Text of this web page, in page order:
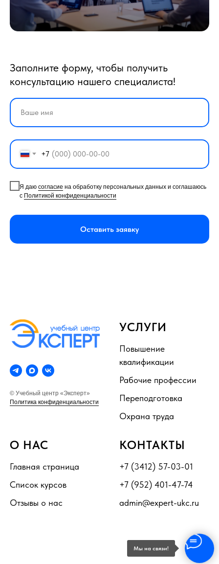
Заполните форму, чтобы получить
консультацию нашего специалиста!
+7
Я даю согласие на обработку персональных данных и соглашаюсь
с Политикой конфиденциальности
Оставить заявку
Мы на связи!
© Учебный центр «Эксперт»
Политика конфиденциальности
УСЛУГИ
Повышение
квалификации
Рабочие профессии
Переподготовка
Охрана труда
О НАС
Главная страница
Список курсов
Отзывы о нас
КОНТАКТЫ
+7 (3412) 57-03-01
+7 (952) 401-47-74
admin@expert-ukc.ru